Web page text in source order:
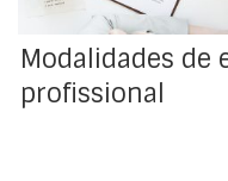
Modalidades de
profissional